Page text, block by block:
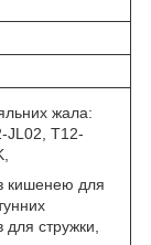
жала:
JL02, T12-
з кишенею для
для стружки,